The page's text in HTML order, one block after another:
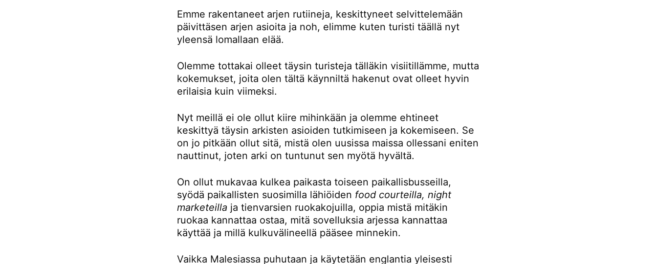
Emme rakentaneet arjen rutiineja, keskittyneet selvittelemään
päivittäsen arjen asioita ja noh, elimme kuten turisti täällä nyt
yleensä lomallaan elää.
Olemme tottakai olleet täysin turisteja tälläkin visiitillämme, mutta
kokemukset, joita olen tältä käynniltä hakenut ovat olleet hyvin
erilaisia kuin viimeksi.
Nyt meillä ei ole ollut kiire mihinkään ja olemme ehtineet
keskittyä täysin arkisten asioiden tutkimiseen ja kokemiseen. Se
on jo pitkään ollut sitä, mistä olen uusissa maissa ollessani eniten
nauttinut, joten arki on tuntunut sen myötä hyvältä.
On ollut mukavaa kulkea paikasta toiseen paikallisbusseilla,
syödä paikallisten suosimilla lähiöiden food courteilla, night
marketeilla ja tienvarsien ruokakojuilla, oppia mistä mitäkin
ruokaa kannattaa ostaa, mitä sovelluksia arjessa kannattaa
käyttää ja millä kulkuvälineellä pääsee minnekin.
Vaikka Malesiassa puhutaan ja käytetään englantia yleisesti